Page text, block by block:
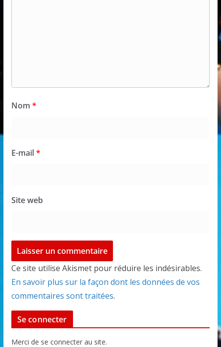
Nom *
E-mail*
Site web
Ce site utilise Akismet pour réduire les indésirables.
En savoir plus sur la façon dont les données de vos
commentaires sont traitées.
Se connecter
Merci de se connecter au site.